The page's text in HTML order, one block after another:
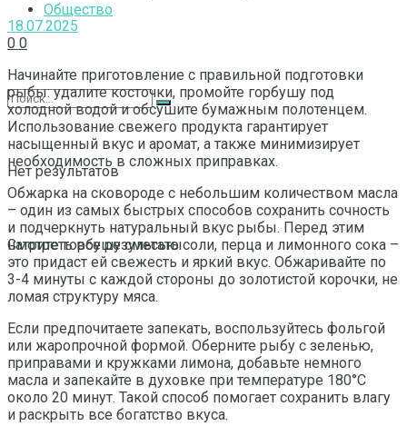
Общество
Нет результатов
Смотреть все результаты
18.07.2025
0 0
Начинайте приготовление с правильной подготовки
рыбы: удалите косточки, промойте горбушу под
холодной водой и обсушите бумажным полотенцем.
Использование свежего продукта гарантирует
насыщенный вкус и аромат, а также минимизирует
необходимость в сложных приправках.
Обжарка на сковороде с небольшим количеством масла
– один из самых быстрых способов сохранить сочность
и подчеркнуть натуральный вкус рыбы. Перед этим
натрите горбушу смесью соли, перца и лимонного сока –
это придаст ей свежесть и яркий вкус. Обжаривайте по
3-4 минуты с каждой стороны до золотистой корочки, не
ломая структуру мяса.
Если предпочитаете запекать, воспользуйтесь фольгой
или жаропрочной формой. Оберните рыбу с зеленью,
приправами и кружками лимона, добавьте немного
масла и запекайте в духовке при температуре 180°C
около 20 минут. Такой способ помогает сохранить влагу
и раскрыть все богатство вкуса.